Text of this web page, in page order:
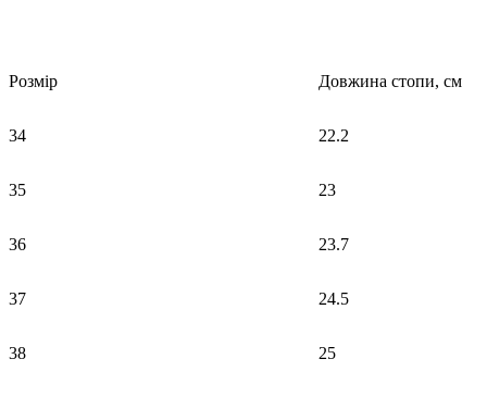
Розмір Довжина стопи, см
34 22.2
35 23
36 23.7
37 24.5
38 25